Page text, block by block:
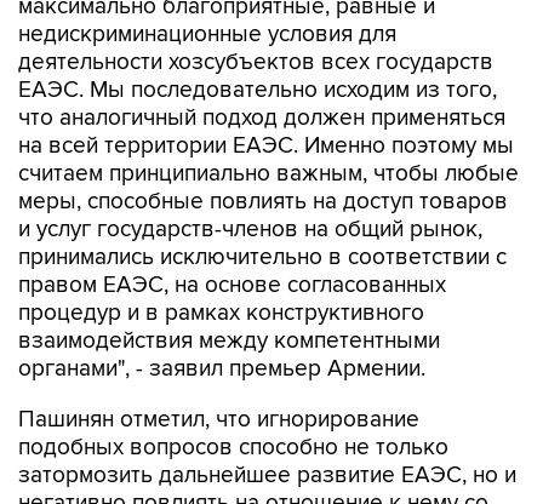
максимально благоприятные, равные и
недискриминационные условия для
деятельности хозсубъектов всех государств
ЕАЭС. Мы последовательно исходим из того,
что аналогичный подход должен применяться
на всей территории ЕАЭС. Именно поэтому мы
считаем принципиально важным, чтобы любые
меры, способные повлиять на доступ товаров
и услуг государств-членов на общий рынок,
принимались исключительно в соответствии с
правом ЕАЭС, на основе согласованных
процедур и в рамках конструктивного
взаимодействия между компетентными
органами", - заявил премьер Армении.
Пашинян отметил, что игнорирование
подобных вопросов способно не только
затормозить дальнейшее развитие ЕАЭС, но и